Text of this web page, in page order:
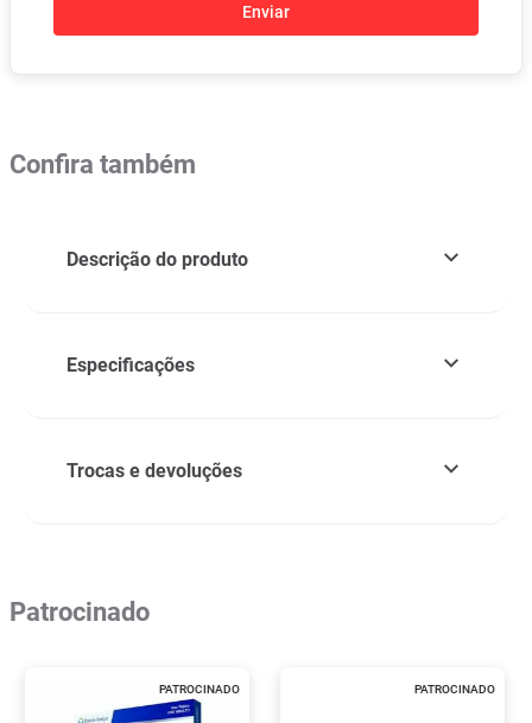
Enviar
Confira também
Descrição do produto
Especificações
Trocas e devoluções
Patrocinado
PATROCINADO PATROCINADO